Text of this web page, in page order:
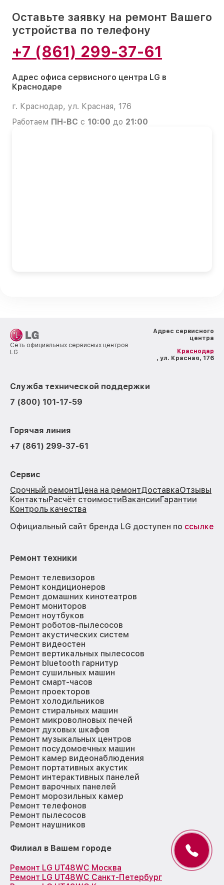
Оставьте заявку на ремонт Вашего
устройства по телефону
+7 (861) 299-37-61
Адрес офиса сервисного центра LG в
Краснодаре
г. Краснодар, ул. Красная, 176
Работаем ПН-ВС с 10:00 до 21:00
Сеть официальных сервисных центров
LG
Адрес сервисного
центра
Краснодар
, ул. Красная, 176
Служба технической поддержки
7 (800) 101-17-59
Горячая линия
+7 (861) 299-37-61
Сервис
Срочный ремонтЦена на ремонтДоставкаОтзывы
КонтактыРасчёт стоимостиВакансииГарантии
Контроль качества
Официальный сайт бренда LG доступен по ссылке
Ремонт техники
Ремонт телевизоров
Ремонт кондиционеров
Ремонт домашних кинотеатров
Ремонт мониторов
Ремонт ноутбуков
Ремонт роботов-пылесосов
Ремонт акустических систем
Ремонт видеостен
Ремонт вертикальных пылесосов
Ремонт bluetooth гарнитур
Ремонт сушильных машин
Ремонт смарт-часов
Ремонт проекторов
Ремонт холодильников
Ремонт стиральных машин
Ремонт микроволновых печей
Ремонт духовых шкафов
Ремонт музыкальных центров
Ремонт посудомоечных машин
Ремонт камер видеонаблюдения
Ремонт портативных акустик
Ремонт интерактивных панелей
Ремонт варочных панелей
Ремонт морозильных камер
Ремонт телефонов
Ремонт пылесосов
Ремонт наушников
Филиал в Вашем городе
Ремонт LG UT48WC Москва
Ремонт LG UT48WC Санкт-Петербург